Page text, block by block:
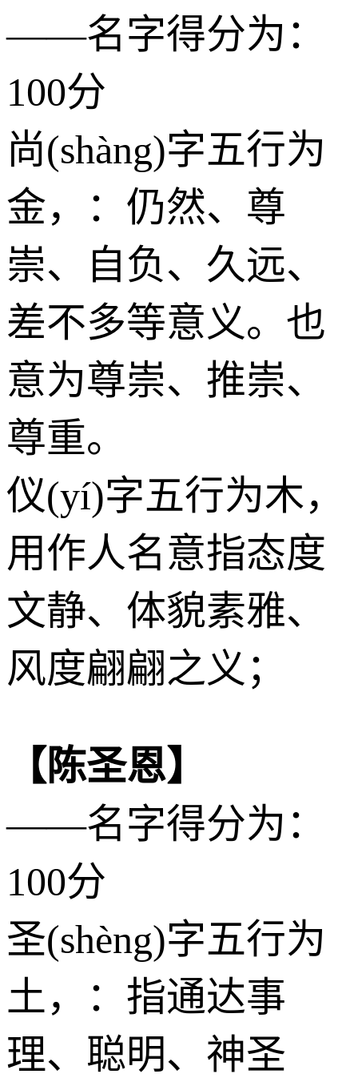
——名字得分为：
100分
尚(shàng)字五行为
金，：仍然、尊
崇、自负、久远、
差不多等意义。也
意为尊崇、推崇、
尊重。
仪(yí)字五行为木，
用作人名意指态度
文静、体貌素雅、
风度翩翩之义；
【陈圣恩】
——名字得分为：
100分
圣(shèng)字五行为
土，：指通达事
理、聪明、神圣